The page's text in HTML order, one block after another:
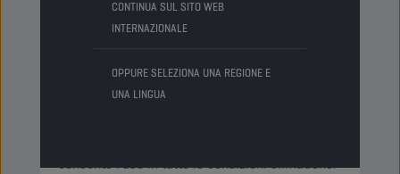
CONTINUA SUL SITO WEB
INTERNAZIONALE
OPPURE SELEZIONA UNA REGIONE E
UNA LINGUA
10W40
Olio semisintetico per l'applicazione nei lavori
pubblici. Soddisfa i requisiti della maggior parte
consente l'uso in tutte le condizioni climatiche.